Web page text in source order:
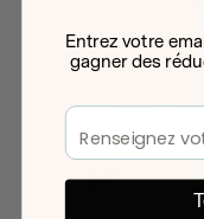
Entrez votre
gagner des
Email